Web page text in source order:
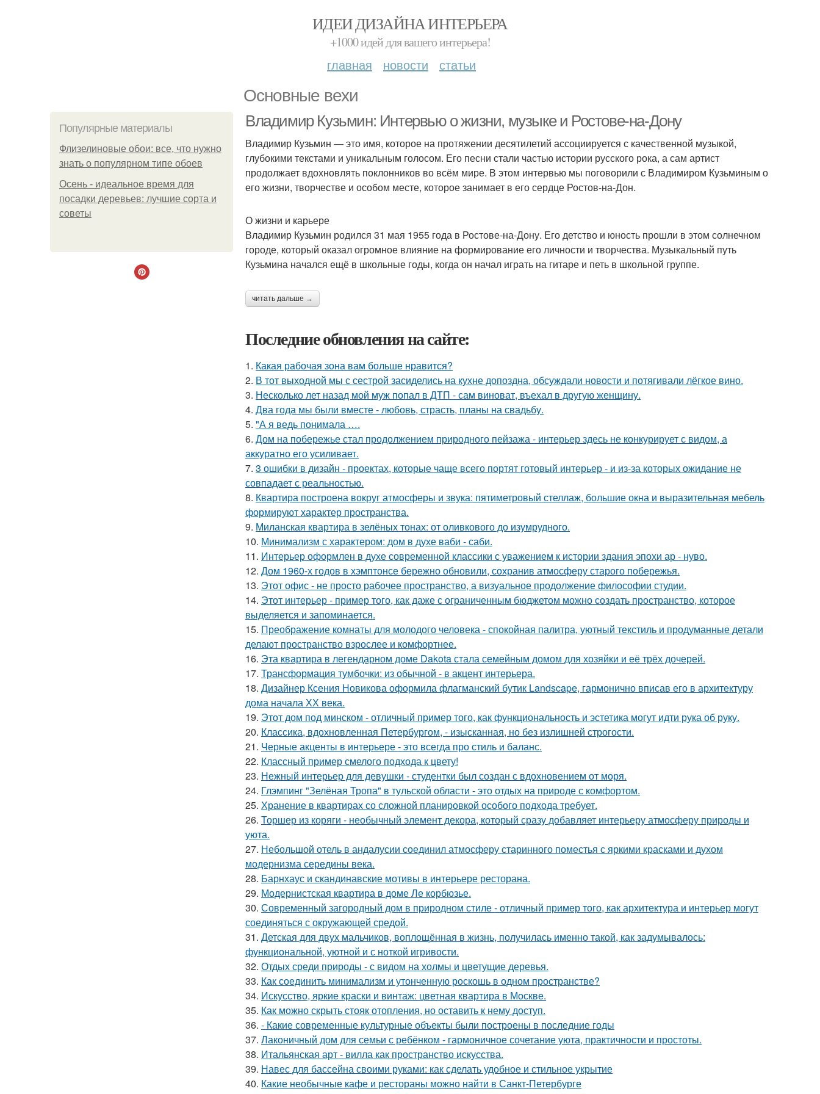
ИДЕИ ДИЗАЙНА ИНТЕРЬЕРА
+1000 идей для вашего интерьера!
главная новости статьи
Основные вехи
Популярные материалы
Флизелиновые обои: все, что нужно
знать о популярном типе обоев
Осень - идеальное время для
посадки деревьев: лучшие сорта и
советы
Владимир Кузьмин: Интервью о жизни, музыке и Ростове-на-Дону
Владимир Кузьмин — это имя, которое на протяжении десятилетий ассоциируется с качественной музыкой,
глубокими текстами и уникальным голосом. Его песни стали частью истории русского рока, а сам артист
продолжает вдохновлять поклонников во всём мире. В этом интервью мы поговорили с Владимиром Кузьминым о
его жизни, творчестве и особом месте, которое занимает в его сердце Ростов-на-Дон.
О жизни и карьере
Владимир Кузьмин родился 31 мая 1955 года в Ростове-на-Дону. Его детство и юность прошли в этом солнечном
городе, который оказал огромное влияние на формирование его личности и творчества. Музыкальный путь
Кузьмина начался ещё в школьные годы, когда он начал играть на гитаре и петь в школьной группе.
читать дальше →
Последние обновления на сайте:
1. Какая рабочая зона вам больше нравится?
2. В тот выходной мы с сестрой засиделись на кухне допоздна, обсуждали новости и потягивали лёгкое вино.
3. Несколько лет назад мой муж попал в ДТП - сам виноват, въехал в другую женщину.
4. Два года мы были вместе - любовь, страсть, планы на свадьбу.
5. "А я ведь понимала ….
6. Дом на побережье стал продолжением природного пейзажа - интерьер здесь не конкурирует с видом, а
аккуратно его усиливает.
7. 3 ошибки в дизайн - проектах, которые чаще всего портят готовый интерьер - и из-за которых ожидание не
совпадает с реальностью.
8. Квартира построена вокруг атмосферы и звука: пятиметровый стеллаж, большие окна и выразительная мебель
формируют характер пространства.
9. Миланская квартира в зелёных тонах: от оливкового до изумрудного.
10. Минимализм с характером: дом в духе ваби - саби.
11. Интерьер оформлен в духе современной классики с уважением к истории здания эпохи ар - нуво.
12. Дом 1960-х годов в хэмптонсе бережно обновили, сохранив атмосферу старого побережья.
13. Этот офис - не просто рабочее пространство, а визуальное продолжение философии студии.
14. Этот интерьер - пример того, как даже с ограниченным бюджетом можно создать пространство, которое
выделяется и запоминается.
15. Преображение комнаты для молодого человека - спокойная палитра, уютный текстиль и продуманные детали
делают пространство взрослее и комфортнее.
16. Эта квартира в легендарном доме Dakota стала семейным домом для хозяйки и её трёх дочерей.
17. Трансформация тумбочки: из обычной - в акцент интерьера.
18. Дизайнер Ксения Новикова оформила флагманский бутик Landscape, гармонично вписав его в архитектуру
дома начала ХХ века.
19. Этот дом под минском - отличный пример того, как функциональность и эстетика могут идти рука об руку.
20. Классика, вдохновленная Петербургом, - изысканная, но без излишней строгости.
21. Черные акценты в интерьере - это всегда про стиль и баланс.
22. Классный пример смелого подхода к цвету!
23. Нежный интерьер для девушки - студентки был создан с вдохновением от моря.
24. Глэмпинг "Зелёная Тропа" в тульской области - это отдых на природе с комфортом.
25. Хранение в квартирах со сложной планировкой особого подхода требует.
26. Торшер из коряги - необычный элемент декора, который сразу добавляет интерьеру атмосферу природы и
уюта.
27. Небольшой отель в андалусии соединил атмосферу старинного поместья с яркими красками и духом
модернизма середины века.
28. Барнхаус и скандинавские мотивы в интерьере ресторана.
29. Модернистская квартира в доме Ле корбюзье.
30. Современный загородный дом в природном стиле - отличный пример того, как архитектура и интерьер могут
соединяться с окружающей средой.
31. Детская для двух мальчиков, воплощённая в жизнь, получилась именно такой, как задумывалось:
функциональной, уютной и с ноткой игривости.
32. Отдых среди природы - с видом на холмы и цветущие деревья.
33. Как соединить минимализм и утонченную роскошь в одном пространстве?
34. Искусство, яркие краски и винтаж: цветная квартира в Москве.
35. Как можно скрыть стояк отопления, но оставить к нему доступ.
36. - Какие современные культурные объекты были построены в последние годы
37. Лаконичный дом для семьи с ребёнком - гармоничное сочетание уюта, практичности и простоты.
38. Итальянская арт - вилла как пространство искусства.
39. Навес для бассейна своими руками: как сделать удобное и стильное укрытие
40. Какие необычные кафе и рестораны можно найти в Санкт-Петербурге